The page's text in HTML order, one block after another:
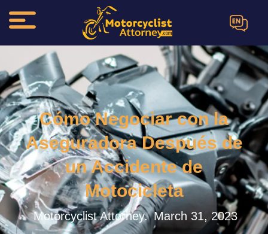
EN
Cómo Negociar con la
Aseguradora Después de
un Accidente de
Motocicleta
Motorcyclist Attorney. March 31, 2023